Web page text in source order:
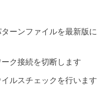
ーンファイルを最新版に
ク接続を切断します
ルスチェックを行います